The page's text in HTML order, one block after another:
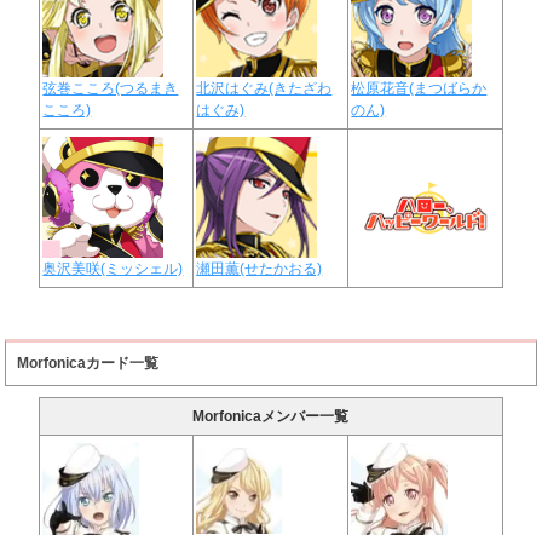
弦巻こころ(つるまき
こころ)
北沢はぐみ(きたざわ
はぐみ)
松原花音(まつばらか
のん)
奥沢美咲(ミッシェル) 瀬田薫(せたかおる)
Morfonicaカード一覧
Morfonicaメンバー一覧